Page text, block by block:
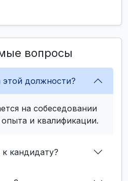
вопросы
этой должности?
на собеседовании
и квалификации.
кандидату?